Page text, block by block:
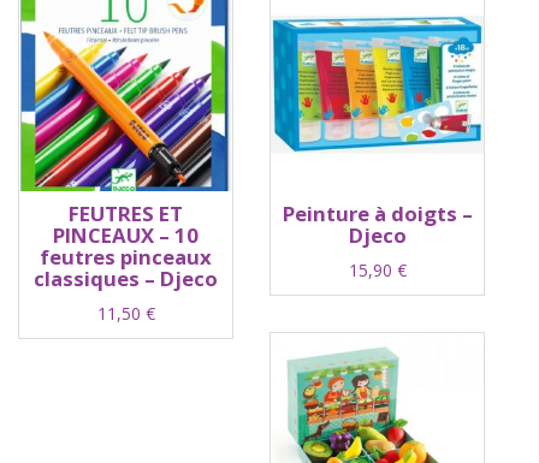
FEUTRES ET
PINCEAUX – 10
feutres pinceaux
classiques – Djeco
11,50 €
Peinture à doigts –
Djeco
15,90 €